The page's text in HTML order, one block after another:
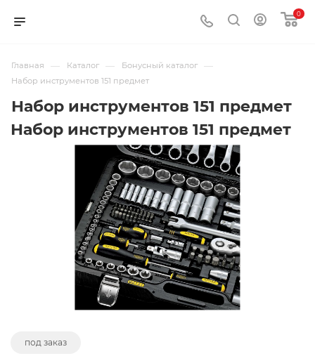
0
Главная — Каталог — Бонусный каталог —
Набор инструментов 151 предмет
Набор инструментов 151 предмет
Набор инструментов 151 предмет
под заказ